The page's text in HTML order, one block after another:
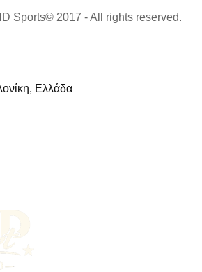
Sports© 2017 - All rights reserved.
Ελλάδα